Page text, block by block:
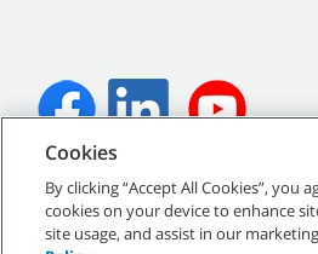
©2026Tennant Company. Tous droits
Cookies
By clicking “Accept All Cookies”, you
cookies on your device to enhance
site usage, and assist in our